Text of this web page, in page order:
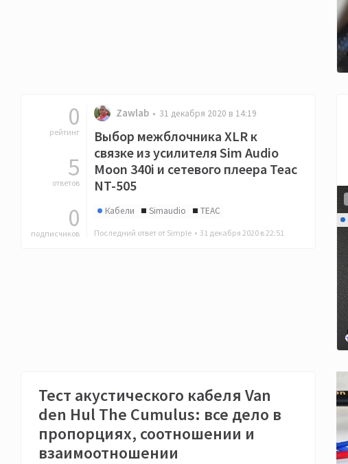
0
рейтинг
5
ответов
0
подписчиков
Zawlab 31 декабря 2020 в 14:19
Выбор межблочника XLR к
связке из усилителя Sim Audio
Moon 340i и сетевого плеера Teac
NT-505
Кабели Simaudio TEAC
Последний ответ от Simple • 31 декабря 2020 в 22:51
Тест акустического кабеля Van
den Hul The Cumulus: все дело в
пропорциях, соотношении и
взаимоотношении